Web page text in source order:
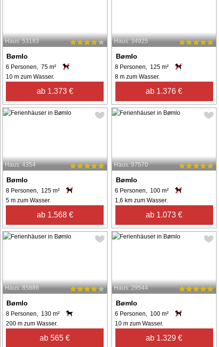
Haus: 53183
Bømlo
6 Personen, 75 m²
10 m zum Wasser.
ab 1.373 €
Haus: 34925
Bømlo
8 Personen, 125 m²
8 m zum Wasser.
ab 1.376 €
Haus: 4354
Bømlo
8 Personen, 125 m²
5 m zum Wasser.
ab 1.568 €
Haus: 97570
Bømlo
6 Personen, 100 m²
1,6 km zum Wasser.
ab 1.073 €
Haus: 85886
Bømlo
8 Personen, 130 m²
200 m zum Wasser.
ab 565 €
Haus: 29544
Bømlo
6 Personen, 100 m²
10 m zum Wasser.
ab 1.329 €